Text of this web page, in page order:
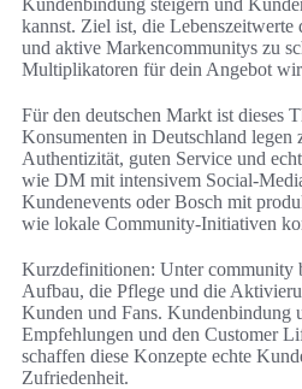
kannst. Ziel ist, die Lebenszeitwerte
und aktive Markencommunitys zu
Multiplikatoren für dein Angebot
Für den deutschen Markt ist dieses
Konsumenten in Deutschland legen
Authentizität, guten Service und
wie DM mit intensivem Social-
Kundenevents oder Bosch mit
wie lokale Community-Initiativen
Kurzdefinitionen: Unter community
Aufbau, die Pflege und die
Kunden und Fans. Kundenbindung
Empfehlungen und den Customer
schaffen diese Konzepte echte
Zufriedenheit.